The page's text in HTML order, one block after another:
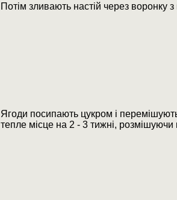
Потім зливають настій через воронку
Ягоди посипають цукром і
тепле місце на 2 - 3 тижні,